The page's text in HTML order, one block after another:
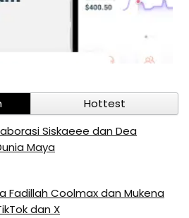
Hottest
Siskaeee dan Dea
Maya
Fadillah Coolmax dan Mukena
dan X